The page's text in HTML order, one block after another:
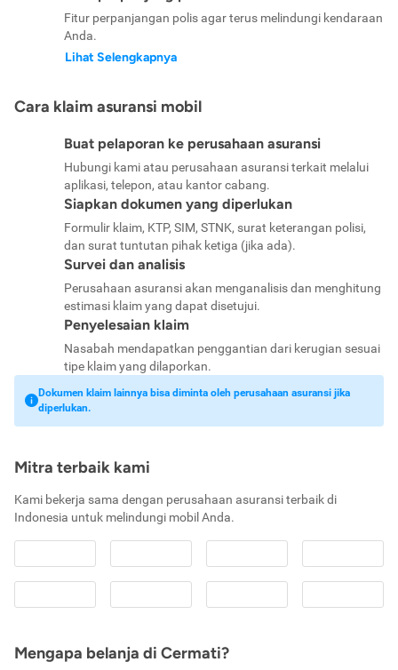
Fitur perpanjangan polis agar terus melindungi kendaraan
Anda.
Lihat Selengkapnya
Cara klaim asuransi mobil
Buat pelaporan ke perusahaan asuransi
Hubungi kami atau perusahaan asuransi terkait melalui
aplikasi, telepon, atau kantor cabang.
Siapkan dokumen yang diperlukan
Formulir klaim, KTP, SIM, STNK, surat keterangan polisi,
dan surat tuntutan pihak ketiga (jika ada).
Survei dan analisis
Perusahaan asuransi akan menganalisis dan menghitung
estimasi klaim yang dapat disetujui.
Penyelesaian klaim
Nasabah mendapatkan penggantian dari kerugian sesuai
tipe klaim yang dilaporkan.
Dokumen klaim lainnya bisa diminta oleh perusahaan asuransi jika
diperlukan.
Mitra terbaik kami
Kami bekerja sama dengan perusahaan asuransi terbaik di
Indonesia untuk melindungi mobil Anda.
Mengapa belanja di Cermati?